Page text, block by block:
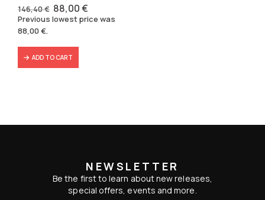
146,40€ Original
price
was:
88,00€Current
price
is:
Previous lowest price was
88,00€.
ADD TO CART
NEWSLETTER
Be the first to learn about new releases,
special offers, events and more.